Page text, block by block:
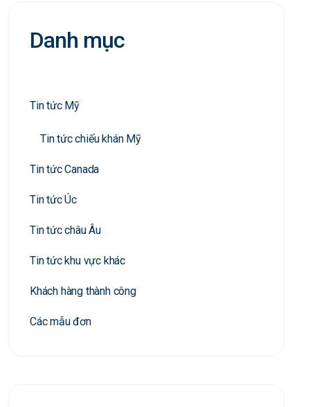
Danh mục
Tin tức Mỹ
Tin tức chiếu khán Mỹ
Tin tức Canada
Tin tức Úc
Tin tức châu Âu
Tin tức khu vực khác
Khách hàng thành công
Các mẫu đơn